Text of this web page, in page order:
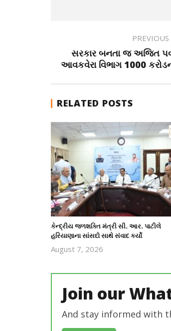
PREVIOUS
સરકાર બનતા જ અજિત
આવકવેરા વિભાગ 1000
RELATED POSTS
કેન્દ્રીય જળશક્તિ મંત્રી સી. આર. પાટીલે
હરિયાણાના સાંસદો સાથે સંવાદ કર્યો
August 7, 2026
Join our
And stay informed with